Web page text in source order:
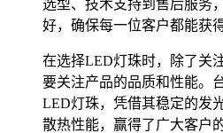
选型、技术支持到售后服务
好，确保每一位客户都能获
在选择LED灯珠时，除了关
要关注产品的品质和性能。
LED灯珠，凭借其稳定的发
散热性能，赢得了广大客户